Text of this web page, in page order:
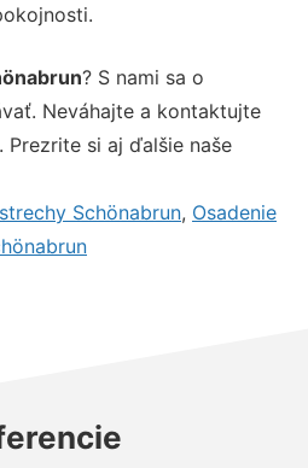
? S nami sa o
Neváhajte a kontaktujte
si aj ďalšie naše
Schönabrun, Osadenie